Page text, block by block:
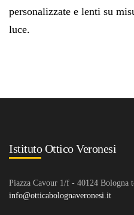
personalizzate e lenti su
luce.
Istituto Ottico Veronesi
Piazza Cavour 1/f - 40124 Bologna
info@otticabolognaveronesi.it